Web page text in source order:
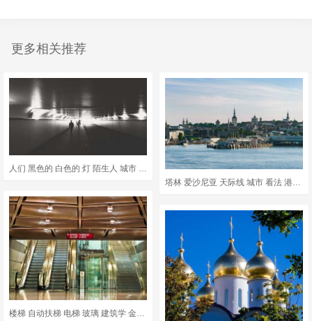
更多相关推荐
人们 黑色的 白色的 灯 陌生人 城市 女士 男人
塔林 爱沙尼亚 天际线 城市 看法 港口 概述 景观